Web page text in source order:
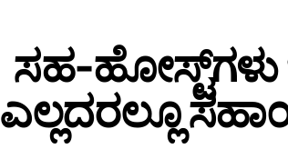
ಎಲ್ಲದರಲ್ಲೂ